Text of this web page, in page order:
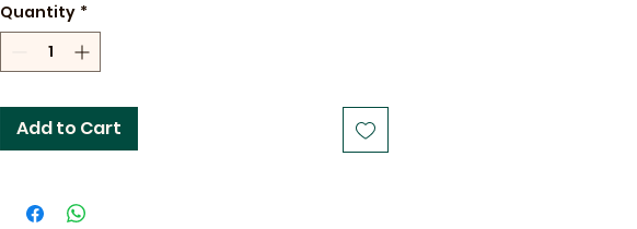
Quantity *
Add to Cart